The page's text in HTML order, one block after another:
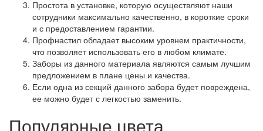
Простота в установке, которую осуществляют наши
сотрудники максимально качественно, в короткие сроки
и с предоставлением гарантии.
Профнастил обладает высоким уровнем практичности,
что позволяет использовать его в любом климате.
Заборы из данного материала являются самым лучшим
предложением в плане цены и качества.
Если одна из секций данного забора будет повреждена,
ее можно будет с легкостью заменить.
Популярные цвета